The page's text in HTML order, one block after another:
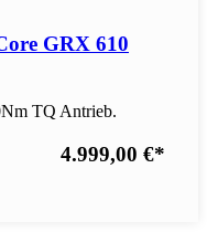
GRX 610
TQ Antrieb.
4.999,00 €*